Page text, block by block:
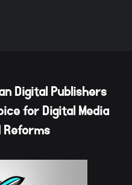
Digital Publishers
for Digital Media
Reforms